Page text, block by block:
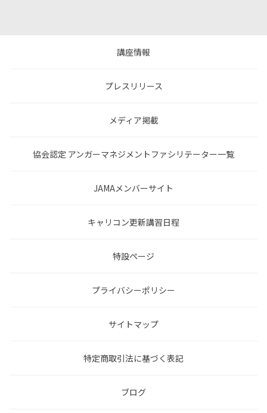
講座情報
プレスリリース
メディア掲載
協会認定 アンガーマネジメントファシリテーター一覧
JAMAメンバーサイト
キャリコン更新講習日程
特設ページ
プライバシーポリシー
サイトマップ
特定商取引法に基づく表記
ブログ